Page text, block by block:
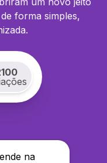
forma simples,
na